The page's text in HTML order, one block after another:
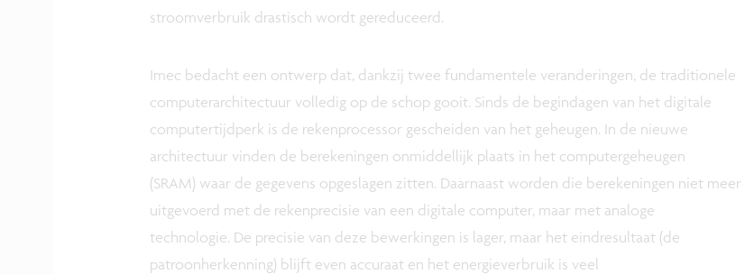
stroomverbruik drastisch wordt gereduceerd.
Imec bedacht een ontwerp dat, dankzij twee fundamentele veranderingen, de traditionele
computerarchitectuur volledig op de schop gooit. Sinds de begindagen van het digitale
computertijdperk is de rekenprocessor gescheiden van het geheugen. In de nieuwe
architectuur vinden de berekeningen onmiddellijk plaats in het computergeheugen
(SRAM) waar de gegevens opgeslagen zitten. Daarnaast worden die berekeningen niet meer
uitgevoerd met de rekenprecisie van een digitale computer, maar met analoge
technologie. De precisie van deze bewerkingen is lager, maar het eindresultaat (de
patroonherkenning) blijft even accuraat en het energieverbruik is veel